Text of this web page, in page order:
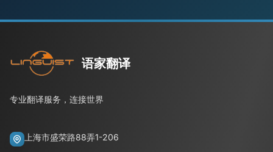
语家翻译
专业翻译服务，连接世界
上海市盛荣路88弄1-206